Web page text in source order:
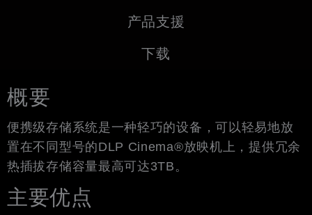
产品支援
下载
概要
便携级存储系统是一种轻巧的设备，可以轻易地放
置在不同型号的DLP Cinema®放映机上，提供冗余
热插拔存储容量最高可达3TB。
主要优点